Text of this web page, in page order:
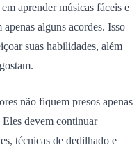
aprender músicas fáceis e
alguns acordes. Isso
suas habilidades, além
não fiquem presos apenas
Eles devem continuar
técnicas de dedilhado e